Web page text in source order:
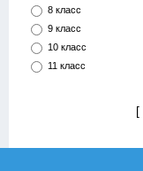
8 класс
9 класс
10 класс
11 класс
[